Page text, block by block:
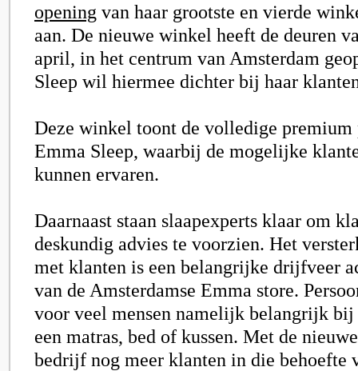
opening van haar grootste en vierde
aan. De nieuwe winkel heeft de deuren
april, in het centrum van Amsterdam
Sleep wil hiermee dichter bij haar
Deze winkel toont de volledige premium
Emma Sleep, waarbij de mogelijke
kunnen ervaren.
Daarnaast staan slaapexperts klaar om
deskundig advies te voorzien. Het
met klanten is een belangrijke drijfveer
van de Amsterdamse Emma store.
voor veel mensen namelijk belangrijk bij
een matras, bed of kussen. Met de
bedrijf nog meer klanten in die behoefte